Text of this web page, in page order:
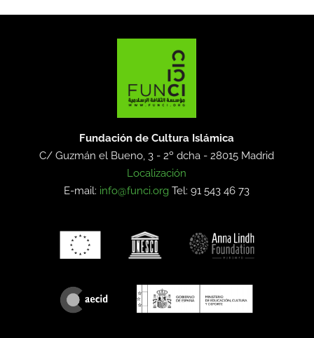
Fundación de Cultura Islámica
C/ Guzmán el Bueno, 3 - 2º dcha -28015 Madrid
Localización
E-mail: info@funci.org Tel: 91 543 46 73